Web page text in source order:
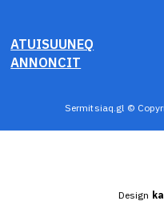
ATUISUUNEQ
ANNONCIT
Sermitsiaq.gl ©
Design